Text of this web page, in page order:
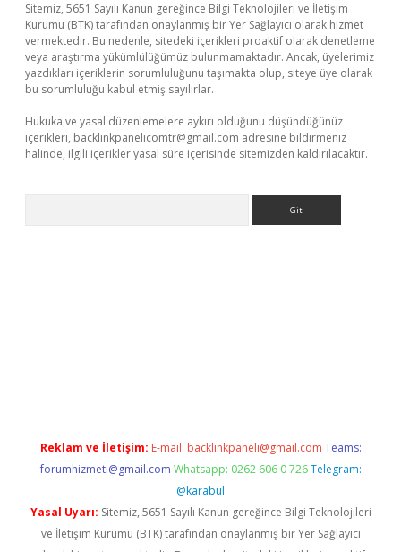
Sitemiz, 5651 Sayılı Kanun gereğince Bilgi Teknolojileri ve İletişim
Kurumu (BTK) tarafından onaylanmış bir Yer Sağlayıcı olarak hizmet
vermektedir. Bu nedenle, sitedeki içerikleri proaktif olarak denetleme
veya araştırma yükümlülüğümüz bulunmamaktadır. Ancak, üyelerimiz
yazdıkları içeriklerin sorumluluğunu taşımakta olup, siteye üye olarak
bu sorumluluğu kabul etmiş sayılırlar.
Hukuka ve yasal düzenlemelere aykırı olduğunu düşündüğünüz
içerikleri, backlinkpanelicomtr@gmail.com adresine bildirmeniz
halinde, ilgili içerikler yasal süre içerisinde sitemizden kaldırılacaktır.
Reklam ve İletişim: E-mail: backlinkpaneli@gmail.com Teams:
forumhizmeti@gmail.com Whatsapp: 0262 606 0 726 Telegram:
@karabul
Yasal Uyarı: Sitemiz, 5651 Sayılı Kanun gereğince Bilgi Teknolojileri
ve İletişim Kurumu (BTK) tarafından onaylanmış bir Yer Sağlayıcı